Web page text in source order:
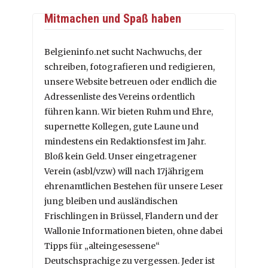
Mitmachen und Spaß haben
Belgieninfo.net sucht Nachwuchs, der
schreiben, fotografieren und redigieren,
unsere Website betreuen oder endlich die
Adressenliste des Vereins ordentlich
führen kann. Wir bieten Ruhm und Ehre,
supernette Kollegen, gute Laune und
mindestens ein Redaktionsfest im Jahr.
Bloß kein Geld. Unser eingetragener
Verein (asbl/vzw) will nach 17jährigem
ehrenamtlichen Bestehen für unsere Leser
jung bleiben und ausländischen
Frischlingen in Brüssel, Flandern und der
Wallonie Informationen bieten, ohne dabei
Tipps für „alteingesessene“
Deutschsprachige zu vergessen. Jeder ist